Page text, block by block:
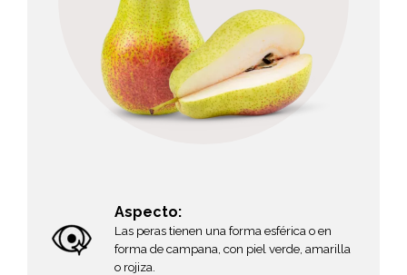
Aspecto:
Las peras tienen una forma esférica o en
forma de campana, con piel verde, amarilla
o rojiza.